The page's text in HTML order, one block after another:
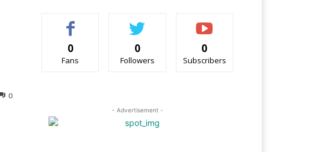
0
0
Fans
0
Followers
0
Subscribers
- Advertisement -